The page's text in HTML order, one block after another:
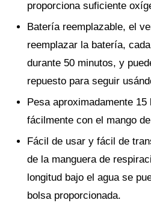
proporciona suficiente
Batería reemplazable, el
reemplazar la batería,
durante 50 minutos, y
repuesto para seguir
Pesa aproximadamente
fácilmente con el mango
Fácil de usar y fácil de
de la manguera de
longitud bajo el agua se
bolsa proporcionada.